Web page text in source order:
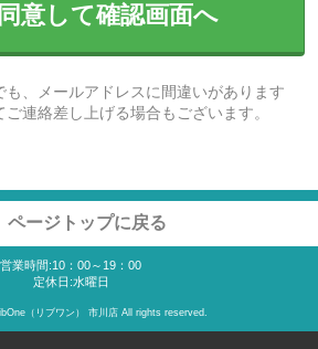
意して確認画面へ
、メールアドレスに間違いがあります
連絡差し上げる場合もございます。
ページトップに戻る
営業時間:10：00～19：00
定休日:水曜日
（リブワン） 市川店 All rights reserved.